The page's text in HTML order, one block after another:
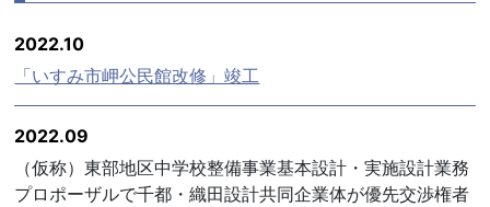
2022.10
「いすみ市岬公民館改修」竣工
2022.09
（仮称）東部地区中学校整備事業基本設計・実施設計業務
プロポーザルで千都・織田設計共同企業体が優先交渉権者